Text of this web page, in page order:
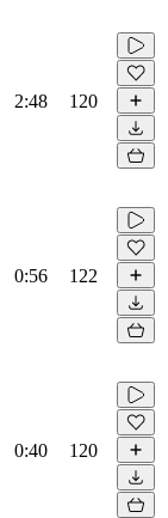
2:48 120
0:56 122
0:40 120